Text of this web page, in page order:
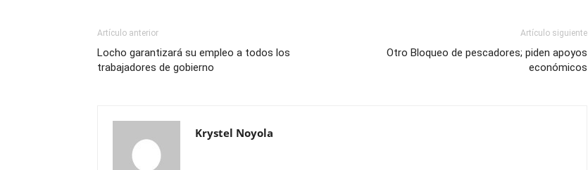
Artículo anterior
Locho garantizará su empleo a todos los
trabajadores de gobierno
Artículo siguiente
Otro Bloqueo de pescadores; piden apoyos
económicos
Krystel Noyola